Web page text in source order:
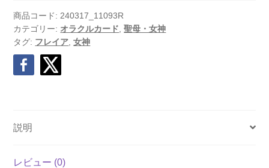
商品コード: 240317_11093R
カテゴリー: オラクルカード ,聖母・女神
タグ: フレイア ,女神
説明
レビュー (0)